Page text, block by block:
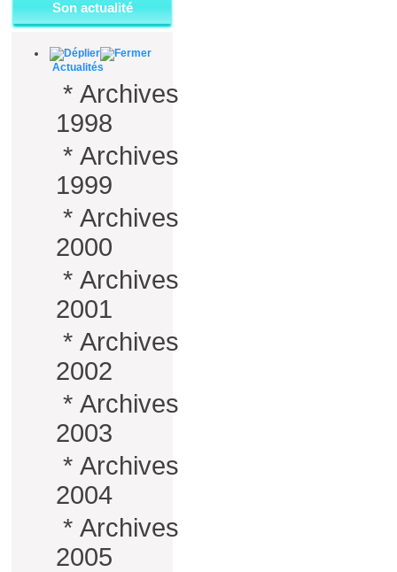
Son actualité
Actualités
* Archives
1998
* Archives
1999
* Archives
2000
* Archives
2001
* Archives
2002
* Archives
2003
* Archives
2004
* Archives
2005